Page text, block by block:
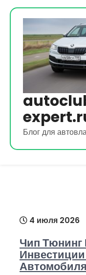
Перейти
содержимому
Блог для
4 июля 2026
Чип Тюнинг
Автомобиля